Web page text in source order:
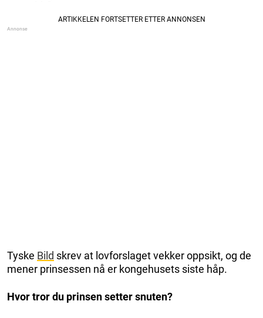
Tyske Bild skrev at lovforslaget vekker oppsikt, og de
mener prinsessen nå er kongehusets siste håp.
Hvor tror du prinsen setter snuten?